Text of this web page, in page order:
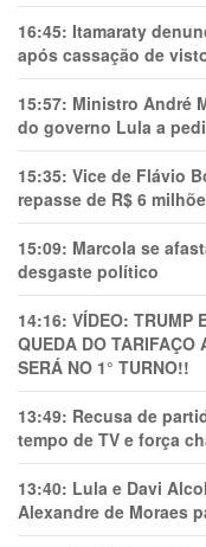
16:45: Itamaraty
após cassação de
15:57: Ministro André
do governo Lula a
15:35: Vice de Flávio
repasse de R$ 6
15:09: Marcola se
desgaste político
14:16: VÍDEO: TRUMP
QUEDA DO
SERÁ NO 1° TURNO!!
13:49: Recusa de
tempo de TV e força
13:40: Lula e Davi
Alexandre de Moraes